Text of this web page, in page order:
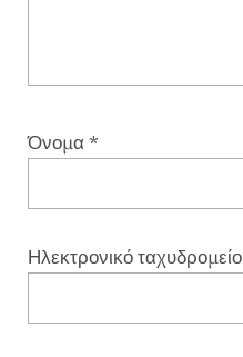
Όνομα*
Ηλεκτρονικό ταχυδρομείο